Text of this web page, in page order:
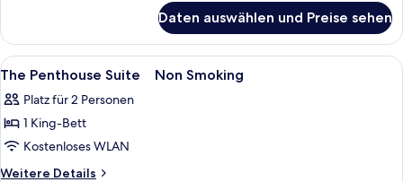
Smoking
anzeigen
Hollywood
Twin
Room
Smoking
Daten auswählen und Preise sehen
Alle
Fotos
für
The
Penthouse
Suite
Ein modernes Hotelzimmer mit
5
The Penthouse Suite Non Smoking
Platz für 2 Personen
1 King-Bett
Kostenloses WLAN
Weitere Details
Weitere